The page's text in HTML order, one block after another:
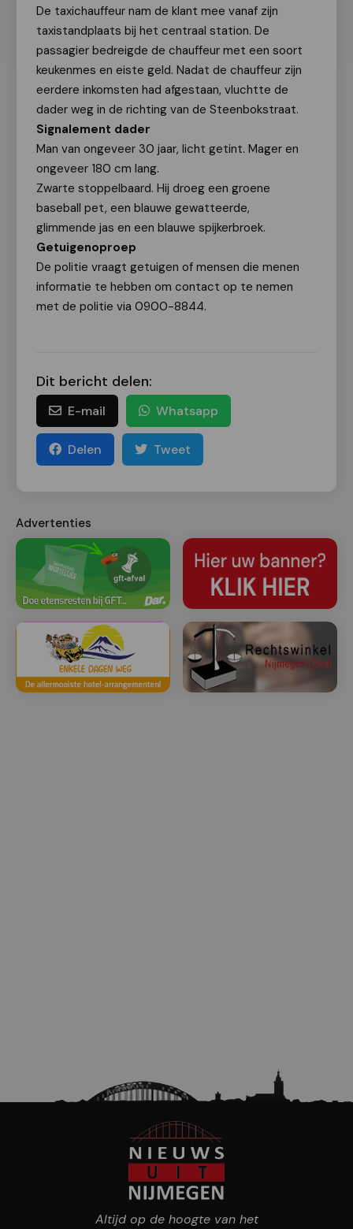
De taxichauffeur nam de klant mee vanaf zijn
taxistandplaats bij het centraal station. De
passagier bedreigde de chauffeur met een soort
keukenmes en eiste geld. Nadat de chauffeur zijn
eerdere inkomsten had afgestaan, vluchtte de
dader weg in de richting van de Steenbokstraat.
Signalement dader
Man van ongeveer 30 jaar, licht getint. Mager en
ongeveer 180 cm lang.
Zwarte stoppelbaard. Hij droeg een groene
baseball pet, een blauwe gewatteerde,
glimmende jas en een blauwe spijkerbroek.
Getuigenoproep
De politie vraagt getuigen of mensen die menen
informatie te hebben om contact op te nemen
met de politie via 0900-8844.
Dit bericht delen:
E-mail Whatsapp
Delen Tweet
Advertenties
Altijd op de hoogte van het